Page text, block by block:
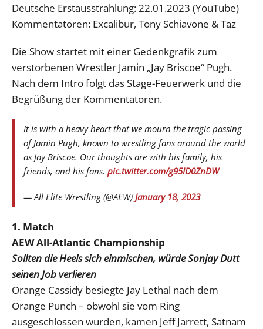
Deutsche Erstausstrahlung: 22.01.2023 (YouTube)
Kommentatoren: Excalibur, Tony Schiavone & Taz
Die Show startet mit einer Gedenkgrafik zum
verstorbenen Wrestler Jamin „Jay Briscoe“ Pugh.
Nach dem Intro folgt das Stage-Feuerwerk und die
Begrüßung der Kommentatoren.
It is with a heavy heart that we mourn the tragic passing
of Jamin Pugh, known to wrestling fans around the world
as Jay Briscoe. Our thoughts are with his family, his
friends, and his fans. pic.twitter.com/g95ID0ZnDW
— All Elite Wrestling (@AEW) January 18, 2023
1. Match
AEW All-Atlantic Championship
Sollten die Heels sich einmischen, würde Sonjay Dutt
seinen Job verlieren
Orange Cassidy besiegte Jay Lethal nach dem
Orange Punch – obwohl sie vom Ring
ausgeschlossen wurden, kamen Jeff Jarrett, Satnam